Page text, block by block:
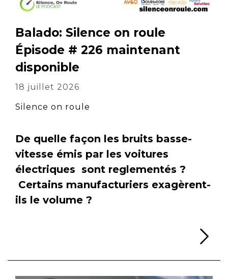
Balado: Silence on roule
Épisode # 226 maintenant
disponible
18 juillet 2026
Silence on roule
De quelle façon les bruits basse-
vitesse émis par les voitures
électriques sont reglementés ?
Certains manufacturiers exagèrent-
ils le volume ?